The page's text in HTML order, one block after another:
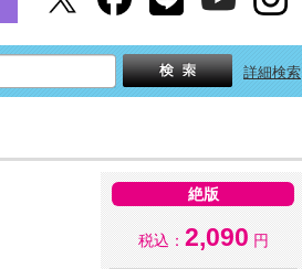
詳細検索
絶版
税込： 2,090 円